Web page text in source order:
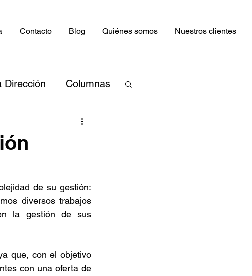
Contacto Blog Quiénes somos Nuestros clientes
Dirección Columnas
Rentabilidad
de su gestión:
diversos trabajos
la gestión de sus
que, con el objetivo
con una oferta de